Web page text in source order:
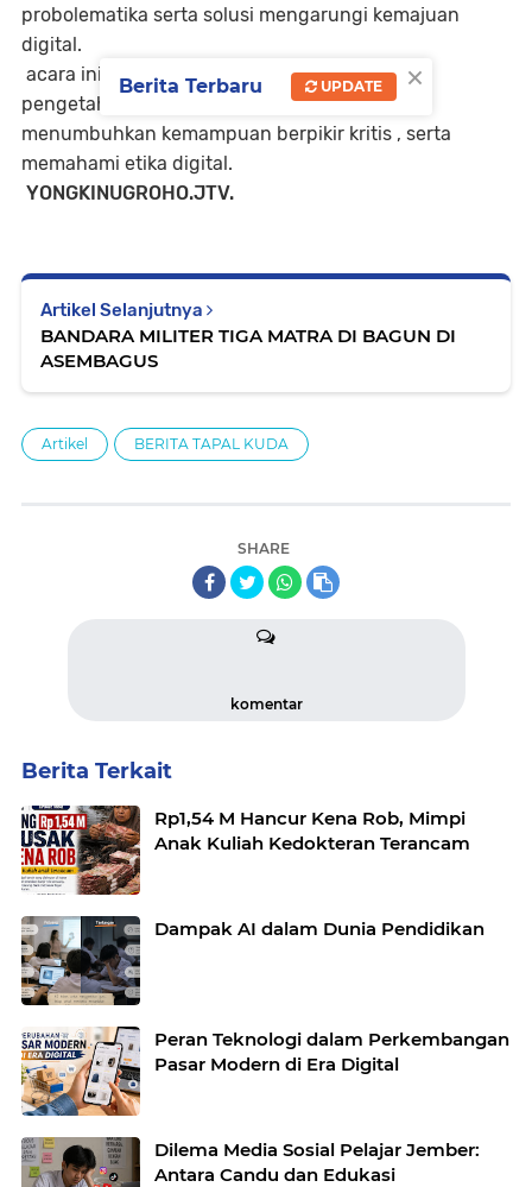
probolematika serta solusi mengarungi kemajuan
digital.
acara ini digelar sebagai upaya menanamkan
pengetahuan tentang dunia digital dan A,I ,
menumbuhkan kemampuan berpikir kritis , serta
memahami etika digital.
YONGKINUGROHO.JTV.
Artikel Selanjutnya
BANDARA MILITER TIGA MATRA DI BAGUN DI
ASEMBAGUS
Artikel BERITA TAPAL KUDA
SHARE
komentar
Berita Terkait
Rp1,54 M Hancur Kena Rob, Mimpi
Anak Kuliah Kedokteran Terancam
Dampak AI dalam Dunia Pendidikan
Peran Teknologi dalam Perkembangan
Pasar Modern di Era Digital
Dilema Media Sosial Pelajar Jember:
Antara Candu dan Edukasi
×
Berita Terbaru UPDATE